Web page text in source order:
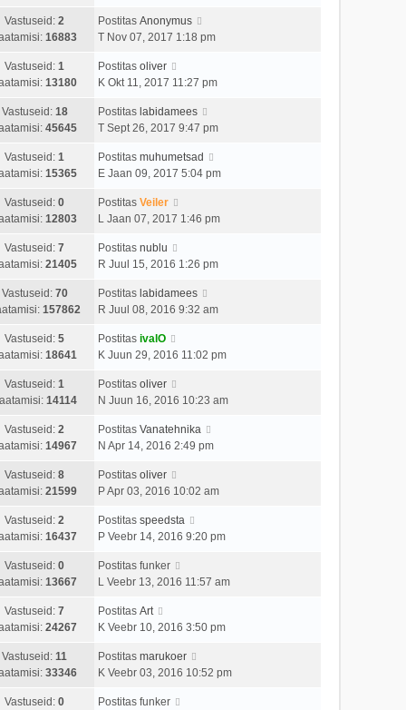
Vastuseid: 2
16883
Postitas Anonymus
T Nov 07, 2017 1:18 pm
Vastuseid: 1
13180
Postitas oliver
K Okt 11, 2017 11:27 pm
Vastuseid: 18
45645
Postitas labidamees
T Sept 26, 2017 9:47 pm
Vastuseid: 1
15365
Postitas muhumetsad
E Jaan 09, 2017 5:04 pm
Vastuseid: 0
12803
Postitas Veiler
L Jaan 07, 2017 1:46 pm
Vastuseid: 7
21405
Postitas nublu
R Juul 15, 2016 1:26 pm
Vastuseid: 70
157862
Postitas labidamees
R Juul 08, 2016 9:32 am
Vastuseid: 5
18641
Postitas ivalO
K Juun 29, 2016 11:02 pm
Vastuseid: 1
14114
Postitas oliver
N Juun 16, 2016 10:23 am
Vastuseid: 2
14967
Postitas Vanatehnika
N Apr 14, 2016 2:49 pm
Vastuseid: 8
21599
Postitas oliver
P Apr 03, 2016 10:02 am
Vastuseid: 2
16437
Postitas speedsta
P Veebr 14, 2016 9:20 pm
Vastuseid: 0
13667
Postitas funker
L Veebr 13, 2016 11:57 am
Vastuseid: 7
24267
Postitas Art
K Veebr 10, 2016 3:50 pm
Vastuseid: 11
33346
Postitas marukoer
K Veebr 03, 2016 10:52 pm
Vastuseid: 0
Postitas funker